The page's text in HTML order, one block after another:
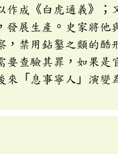
成《白虎通義》；
展生產。史家將他
禁用鉆鑿之類的酷
查驗其罪，如果是
「息事寧人」演變